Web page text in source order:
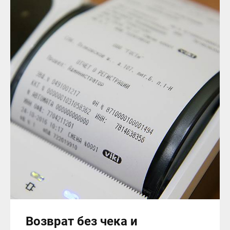
Возврат без чека и